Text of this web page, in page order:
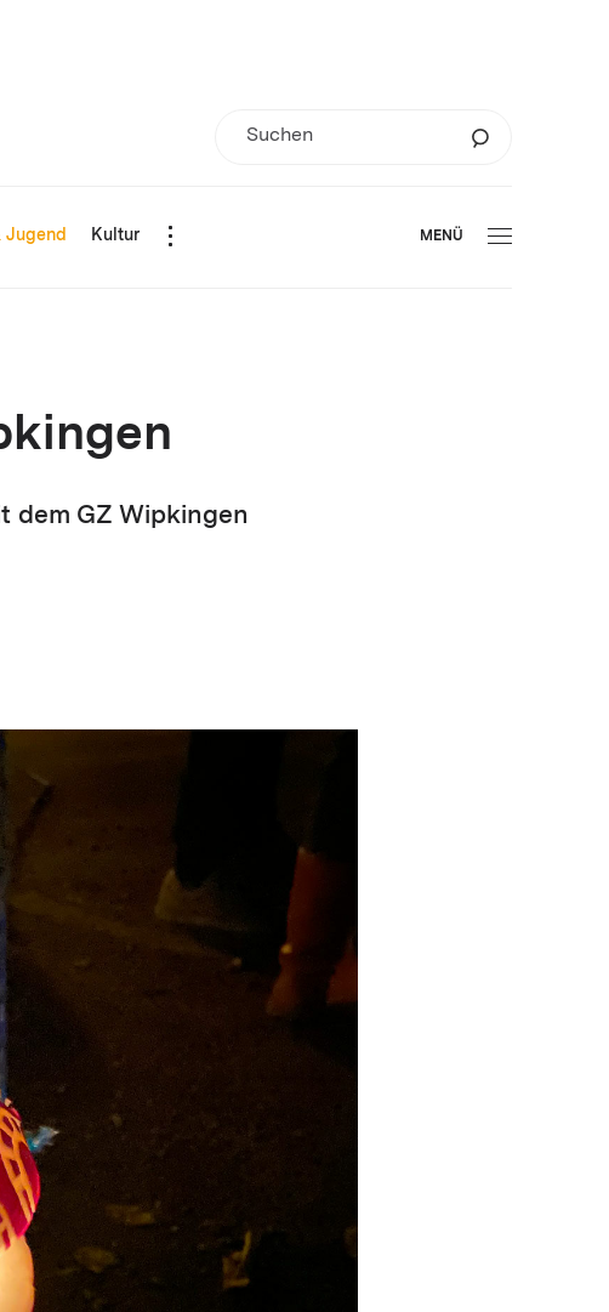
Jugend Kultur MENÜ
dem GZ Wipkingen